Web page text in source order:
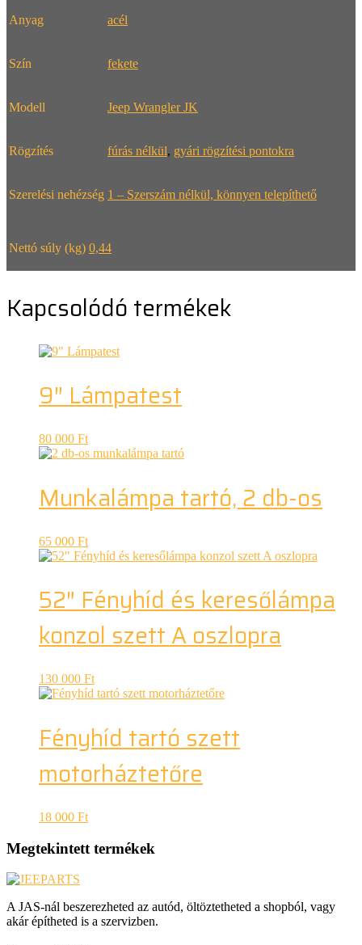
Anyag acél
Szín fekete
Modell Jeep Wrangler JK
Rögzítés fúrás nélkül, gyári rögzítési pontokra
Szerelési nehézség 1 – Szerszám nélkül, könnyen telepíthető
Nettó súly (kg) 0,44
Kapcsolódó termékek
9″ Lámpatest
80 000 Ft
Munkalámpa tartó, 2 db-os
65 000 Ft
52″ Fényhíd és keresőlámpa
konzol szett A oszlopra
130 000 Ft
Fényhíd tartó szett
motorháztetőre
18 000 Ft
Megtekintett termékek
A JAS-nál beszerezheted az autód, öltöztetheted a shopból, vagy
akár építheted is a szervizben.